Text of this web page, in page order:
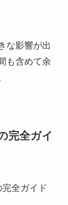
な影響が出
も含めて余
完全ガイ